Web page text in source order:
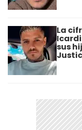
La
sus